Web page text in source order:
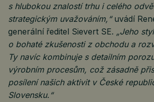
s hlubokou znalostí trhu i celého
strategickým uvažováním,“uvádí
generální ředitel Sievert SE. „Jeho
o bohaté zkušenosti z obchodu a
Ty navíc kombinuje s detailním
výrobním procesům, což zásadně
posílení našich aktivit v České
Slovensku.“